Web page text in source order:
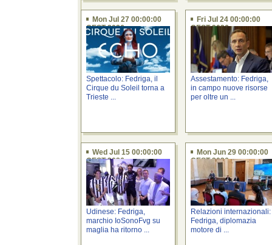
Mon Jul 27 00:00:00
CEST 2026
Spettacolo: Fedriga, il
Cirque du Soleil torna a
Trieste ...
Fri Jul 24 00:00:00
CEST 2026
Assestamento: Fedriga,
in campo nuove risorse
per oltre un ...
Wed Jul 15 00:00:00
CEST 2026
Udinese: Fedriga,
marchio IoSonoFvg su
maglia ha ritorno ...
Mon Jun 29 00:00:00
CEST 2026
Relazioni internazionali:
Fedriga, diplomazia
motore di ...